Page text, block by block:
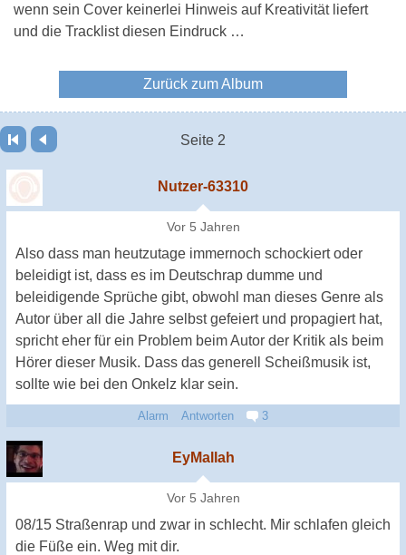
wenn sein Cover keinerlei Hinweis auf Kreativität liefert
und die Tracklist diesen Eindruck …
Zurück zum Album
Seite 2
Nutzer-63310
Vor 5 Jahren
Also dass man heutzutage immernoch schockiert oder
beleidigt ist, dass es im Deutschrap dumme und
beleidigende Sprüche gibt, obwohl man dieses Genre als
Autor über all die Jahre selbst gefeiert und propagiert hat,
spricht eher für ein Problem beim Autor der Kritik als beim
Hörer dieser Musik. Dass das generell Scheißmusik ist,
sollte wie bei den Onkelz klar sein.
Alarm Antworten 3
EyMallah
Vor 5 Jahren
08/15 Straßenrap und zwar in schlecht. Mir schlafen gleich
die Füße ein. Weg mit dir.